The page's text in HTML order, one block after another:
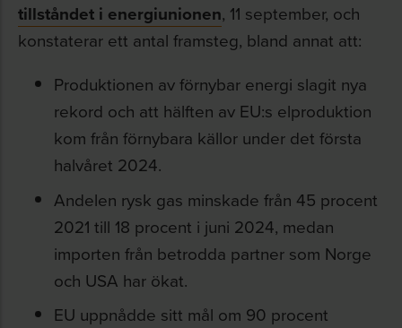
tillståndet i energiunionen, 11 september, och
konstaterar ett antal framsteg, bland annat att:
Produktionen av förnybar energi slagit nya
rekord och att hälften av EU:s elproduktion
kom från förnybara källor under det första
halvåret 2024.
Andelen rysk gas minskade från 45 procent
2021 till 18 procent i juni 2024, medan
importen från betrodda partner som Norge
och USA har ökat.
EU uppnådde sitt mål om 90 procent